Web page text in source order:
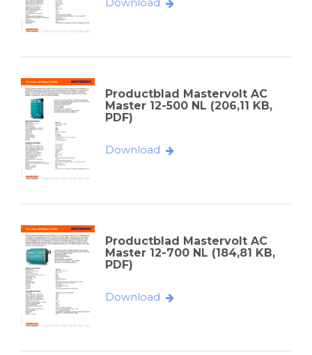
Productblad Mastervolt AC
Master 12-500 NL (206,11 KB,
PDF)
Download
Productblad Mastervolt AC
Master 12-700 NL (184,81 KB,
PDF)
Download